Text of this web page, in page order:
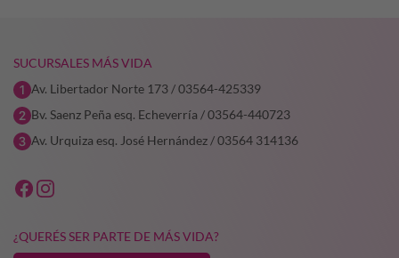
SUCURSALES MÁS VIDA
Av. Libertador Norte 173 / 03564-425339
Bv. Saenz Peña esq. Echeverría / 03564-440723
Av. Urquiza esq. José Hernández / 03564 314136
¿QUERÉS SER PARTE DE MÁS VIDA?